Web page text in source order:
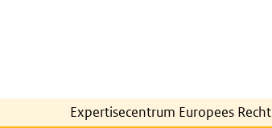
Expertisecentrum Europees Recht